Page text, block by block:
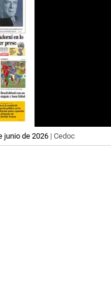
junio de 2026 | Cedoc